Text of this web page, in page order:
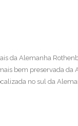
da Alemanha
bem preservada da
no sul da